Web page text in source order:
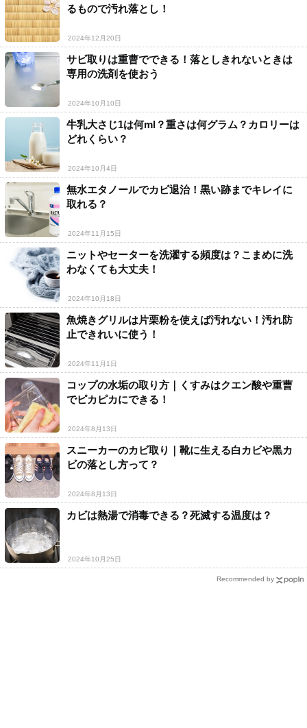
るもので汚れ落とし！
2024年12月20日
サビ取りは重曹でできる！落としきれないときは
専用の洗剤を使おう
2024年10月10日
牛乳大さじ1は何ml？重さは何グラム？カロリーは
どれくらい？
2024年10月4日
無水エタノールでカビ退治！黒い跡までキレイに
取れる？
2024年11月15日
ニットやセーターを洗濯する頻度は？こまめに洗
わなくても大丈夫！
2024年10月18日
魚焼きグリルは片栗粉を使えば汚れない！汚れ防
止できれいに使う！
2024年11月1日
コップの水垢の取り方｜くすみはクエン酸や重曹
でピカピカにできる！
2024年8月13日
スニーカーのカビ取り｜靴に生える白カビや黒カ
ビの落とし方って？
2024年8月13日
カビは熱湯で消毒できる？死滅する温度は？
2024年10月25日
Recommended by